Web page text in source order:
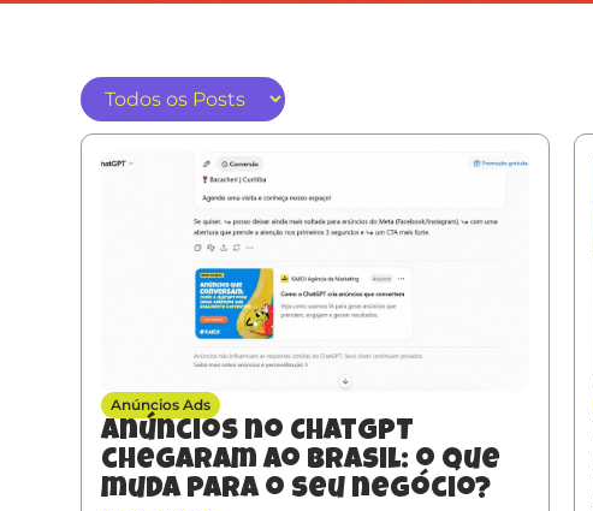
Anúncios Ads
Anúncios no ChatGPT
chegaram ao Brasil: o que
muda para o seu negócio?